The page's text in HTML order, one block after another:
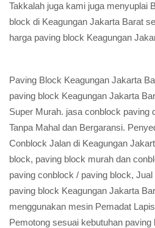
Takkalah juga kami juga menyuplai
block di Keagungan Jakarta Barat
harga paving block Keagungan
Paving Block Keagungan Jakarta
paving block Keagungan Jakarta
Super Murah. jasa conblock paving
Tanpa Mahal dan Bergaransi.
Conblock Jalan di Keagungan
block, paving block murah dan
paving conblock / paving block,
paving block Keagungan Jakarta
menggunakan mesin Pemadat
Pemotong sesuai kebutuhan